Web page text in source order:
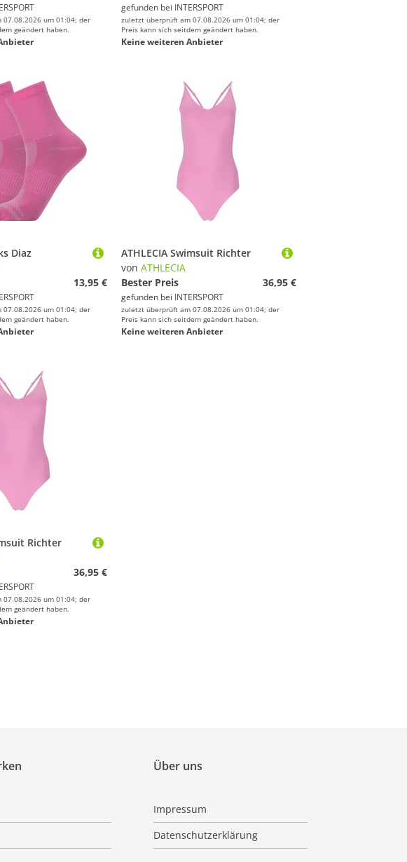
um 01:04; der
geändert haben.
gefunden bei INTERSPORT
zuletzt überprüft am 07.08.2026 um 01:04; der
Preis kann sich seitdem geändert haben.
Keine weiteren Anbieter
Diaz
13,95 €
um 01:04; der
geändert haben.
ATHLECIA Swimsuit Richter
von ATHLECIA
Bester Preis
36,95 €
gefunden bei INTERSPORT
zuletzt überprüft am 07.08.2026 um 01:04; der
Preis kann sich seitdem geändert haben.
Keine weiteren Anbieter
Richter
36,95 €
um 01:04; der
geändert haben.
Über uns
Impressum
Datenschutzerklärung